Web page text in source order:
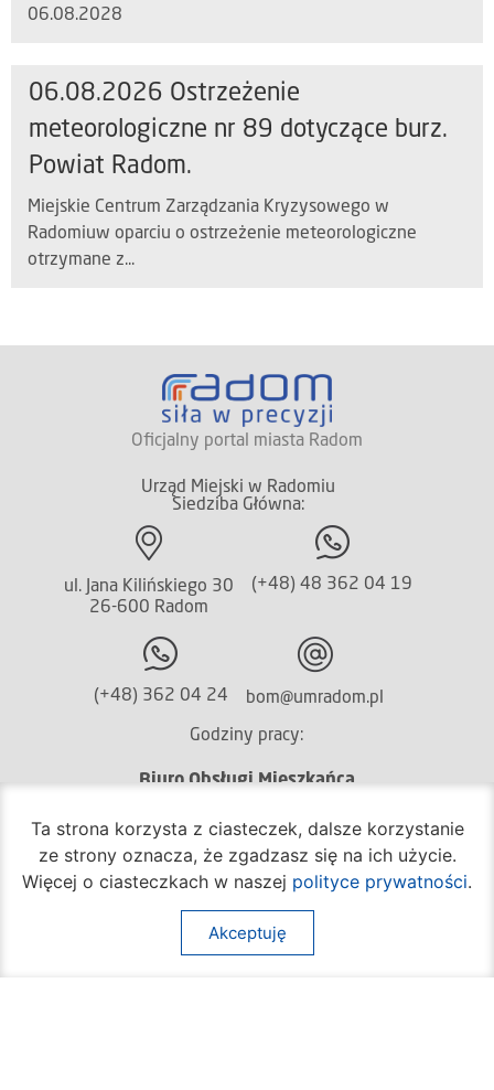
06.08.2028
06.08.2026 Ostrzeżenie
meteorologiczne nr 89 dotyczące burz.
Powiat Radom.
Miejskie Centrum Zarządzania Kryzysowego w
Radomiuw oparciu o ostrzeżenie meteorologiczne
otrzymane z...
Oficjalny portal miasta Radom
Urząd Miejski w Radomiu
Siedziba Główna:
ul. Jana Kilińskiego 30
26-600 Radom
(+48) 48 362 04 19
(+48) 362 04 24 bom@umradom.pl
Godziny pracy:
Biuro Obsługi Mieszkańca
godz.7:30 – 16:30
Pozostałe wydziały
godz.7:30 – 15:30
Ta strona korzysta z ciasteczek, dalsze korzystanie
ze strony oznacza, że zgadzasz się na ich użycie.
Więcej o ciasteczkach w naszej polityce prywatności.
Akceptuję